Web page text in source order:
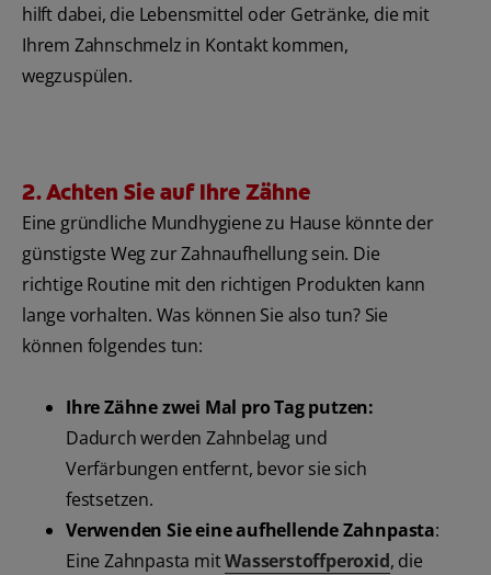
hilft dabei, die Lebensmittel oder Getränke, die mit
Ihrem Zahnschmelz in Kontakt kommen,
wegzuspülen.
2. Achten Sie auf Ihre Zähne
Eine gründliche Mundhygiene zu Hause könnte der
günstigste Weg zur Zahnaufhellung sein. Die
richtige Routine mit den richtigen Produkten kann
lange vorhalten. Was können Sie also tun? Sie
können folgendes tun:
Ihre Zähne zwei Mal pro Tag putzen:
Dadurch werden Zahnbelag und
Verfärbungen entfernt, bevor sie sich
festsetzen.
Verwenden Sie eine aufhellende Zahnpasta:
Eine Zahnpasta mitWasserstoffperoxid, die